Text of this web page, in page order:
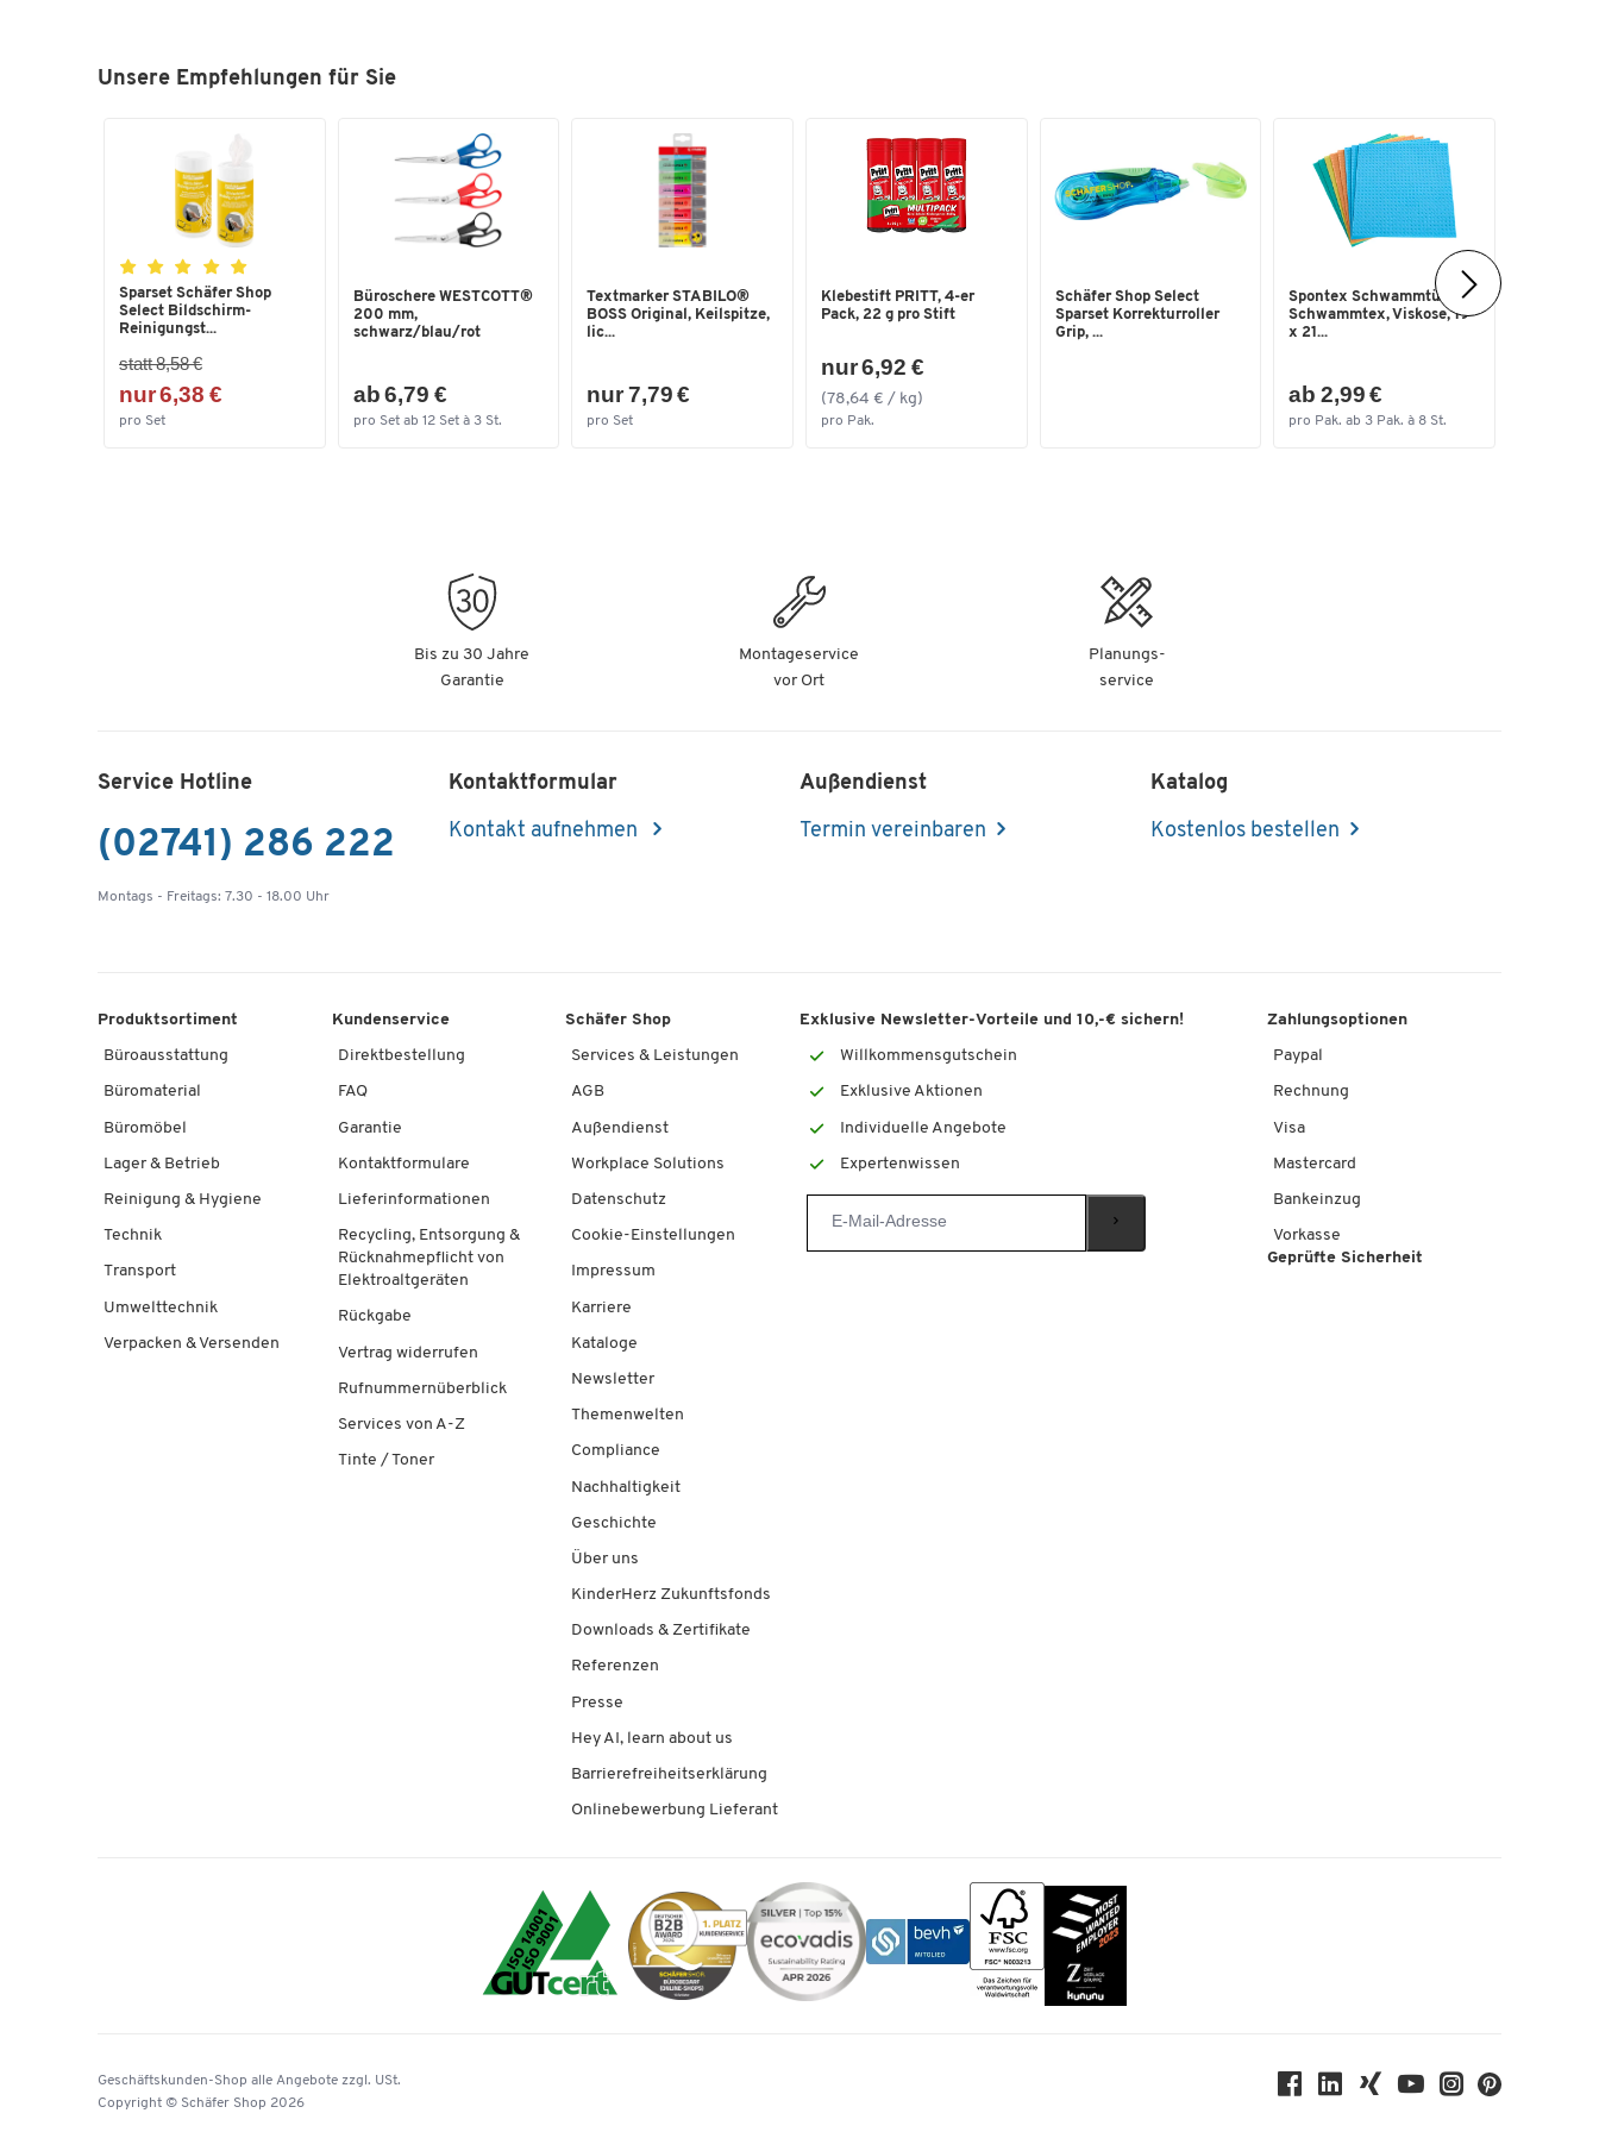
Fassungsvermögen Tassen: jeweils 0,2 l
Farbe Tassen und Untertassen: jeweils weiß
Maße Tassen: jeweils H 65 mm
Maße Untertassen: jeweils ø 140 mm
Unsere Empfehlungen für Sie
Sparset Schäfer Shop
Select Bildschirm-
Reinigungst...
statt 8,58 €
nur 6,38 €
pro Set
Büroschere WESTCOTT®
200 mm,
schwarz/blau/rot
ab 6,79 €
pro Set ab 12 Set à 3 St.
Textmarker STABILO®
BOSS Original, Keilspitze,
lic...
nur 7,79 €
pro Set
Klebestift PRITT, 4-er
Pack, 22 g pro Stift
nur 6,92 €
(78,64 € / kg)
pro Pak.
Schäfer Shop Select
Sparset Korrekturroller
Grip, ...
Spontex Schwammtücher
Schwammtex, Viskose, 19
x 21...
ab 2,99 €
pro Pak. ab 3 Pak. à 8 St.
Bis zu 30 Jahre
Garantie
Montageservice
vor Ort
Planungs-
service
Service Hotline
(02741) 286 222
Montags - Freitags: 7.30 - 18.00 Uhr
Kontaktformular
Kontakt aufnehmen
Außendienst
Termin vereinbaren
Katalog
Kostenlos bestellen
Produktsortiment
Büroausstattung
Büromaterial
Büromöbel
Lager & Betrieb
Reinigung & Hygiene
Technik
Transport
Umwelttechnik
Verpacken & Versenden
Kundenservice
Direktbestellung
FAQ
Garantie
Kontaktformulare
Lieferinformationen
Recycling, Entsorgung &
Rücknahmepflicht von
Elektroaltgeräten
Rückgabe
Vertrag widerrufen
Rufnummernüberblick
Services von A-Z
Tinte / Toner
Schäfer Shop
Services & Leistungen
AGB
Außendienst
Workplace Solutions
Datenschutz
Cookie-Einstellungen
Impressum
Karriere
Kataloge
Newsletter
Themenwelten
Compliance
Nachhaltigkeit
Geschichte
Über uns
KinderHerz Zukunftsfonds
Downloads & Zertifikate
Referenzen
Presse
Hey AI, learn about us
Barrierefreiheitserklärung
Onlinebewerbung Lieferant
Exklusive Newsletter-Vorteile und 10,-€ sichern!
Willkommensgutschein
Exklusive Aktionen
Individuelle Angebote
Expertenwissen
Zahlungsoptionen
Paypal
Rechnung
Visa
Mastercard
Bankeinzug
Vorkasse
Geprüfte Sicherheit
Geschäftskunden-Shop alle Angebote zzgl. USt.
Copyright © Schäfer Shop 2026